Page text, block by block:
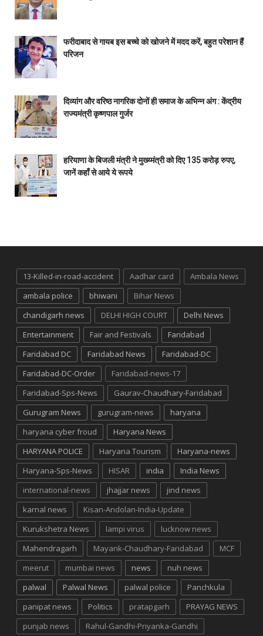
फरीदाबाद से गायब इस बच्चे को खोजने में मदद करें, बहुत परेशान हैं
परिजन
दिव्यांग और वरिष्ठ नागरिक दोनों ही समाज के अभिन्न अंग : केंद्रीय
राज्यमंत्री कृष्णपाल गुर्जर
हरियाणा के बिजली मंत्री ने मुख्य्मंत्री को दिए 135 करोड़ रुपए,
जानें कहाँ से आये ये रूपये
13-Killed-in-road-accident Aadhar card
Ambala News
ambala police
bhiwani
Bihar News
chandigarh news
DELHI HIGH COURT
Delhi News
Entertainment
Fair and Festivals
Faridabad
Faridabad DC
Faridabad News
Faridabad-DC
Faridabad-DC-Order
Faridabad-news-17
Faridabad-Sps-News
Gaurav-Chaudhary-Faridabad
Gurugram News
gurugram-news
haryana
haryana cyber froud
Haryana News
HARYANA POLICE
Haryana Tourism
Haryana-news
Haryana-Sps-News
HISAR india
India News
international-news
jhajjar news
jind news
karnal news
Kisan-Andolan-India-Update
Kurukshetra News
lampi virus
lucknow news
Mahendragarh
Mayank-Chaudhary-Faridabad
MCF
meerut
mumbai news news
nuh news
palwal
Palwal News palwal police
Panchkula
panipat news
Politics pratapgarh
PRAYAG NEWS
punjab news
Rahul-Gandhi-Priyanka-Gandhi